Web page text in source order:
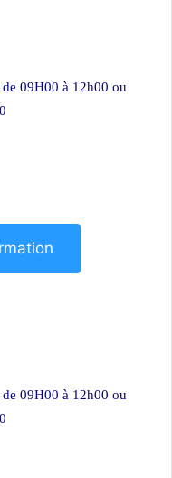
09H00 à 12h00 ou
09H00 à 12h00 ou